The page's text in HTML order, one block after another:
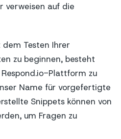
verweisen auf die
Testen Ihrer
zu beginnen, besteht
Plattform zu
Name für vorgefertigte
Snippets können von
um Fragen zu